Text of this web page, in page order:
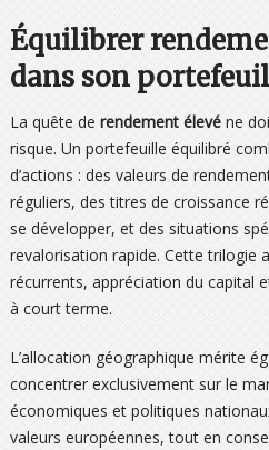
Équilibrer
dans son
La quête de rendement élevéne
risque. Un portefeuille équilibré
d’actions : des valeurs de
réguliers, des titres de croissance
se développer, et des situations
revalorisation rapide. Cette trilogie
récurrents, appréciation du capital
à court terme.
L’allocation géographique mérite
concentrer exclusivement sur le
économiques et politiques
valeurs européennes, tout en